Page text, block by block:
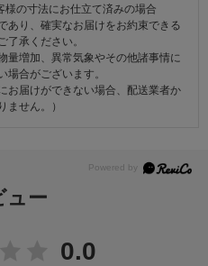
様の寸法にお仕立て済みの場合
あり、確実なお届けをお約束できる
了承ください。
量増加、異常気象やその他諸事情に
場合がございます。
お届けができない場合、配送業者か
ません。）
ュー
0.0